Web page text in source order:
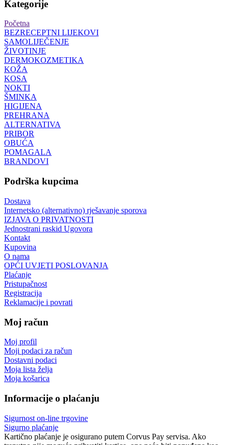
Kategorije
Početna
BEZRECEPTNI LIJEKOVI
SAMOLIJEČENJE
ŽIVOTINJE
DERMOKOZMETIKA
KOŽA
KOSA
NOKTI
ŠMINKA
HIGIJENA
PREHRANA
ALTERNATIVA
PRIBOR
OBUĆA
POMAGALA
BRANDOVI
Podrška kupcima
Dostava
Internetsko (alternativno) rješavanje sporova
IZJAVA O PRIVATNOSTI
Jednostrani raskid Ugovora
Kontakt
Kupovina
O nama
OPĆI UVJETI POSLOVANJA
Plaćanje
Pristupačnost
Registracija
Reklamacije i povrati
Moj račun
Moj profil
Moji podaci za račun
Dostavni podaci
Moja lista želja
Moja košarica
Informacije o plaćanju
Sigurnost on-line trgovine
Sigurno plaćanje
Kartično plaćanje je osigurano putem Corvus Pay servisa. Ako